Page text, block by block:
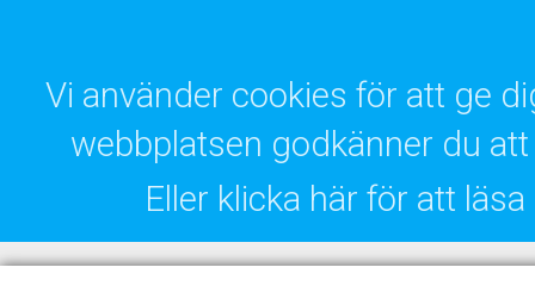
Vi använder cookies för att ge
webbplatsen godkänner du
Eller klicka här för att